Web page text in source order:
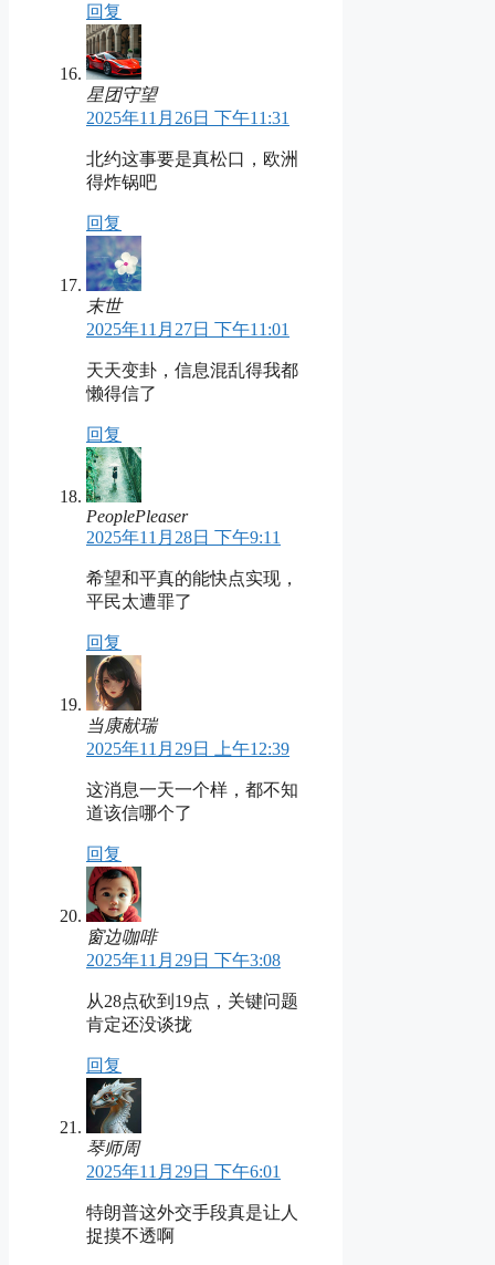
回复
星团守望
2025年11月26日 下午11:31
北约这事要是真松口，欧洲
得炸锅吧
回复
末世
2025年11月27日 下午11:01
天天变卦，信息混乱得我都
懒得信了
回复
PeoplePleaser
2025年11月28日 下午9:11
希望和平真的能快点实现，
平民太遭罪了
回复
当康献瑞
2025年11月29日 上午12:39
这消息一天一个样，都不知
道该信哪个了
回复
窗边咖啡
2025年11月29日 下午3:08
从28点砍到19点，关键问题
肯定还没谈拢
回复
琴师周
2025年11月29日 下午6:01
特朗普这外交手段真是让人
捉摸不透啊